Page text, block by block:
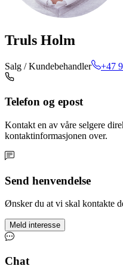
Truls Holm
Salg / Kundebehandler +47
Telefon og epost
Kontakt en av våre selgere
kontaktinformasjonen over.
Send henvendelse
Ønsker du at vi skal kontakte
Meld interesse
Chat